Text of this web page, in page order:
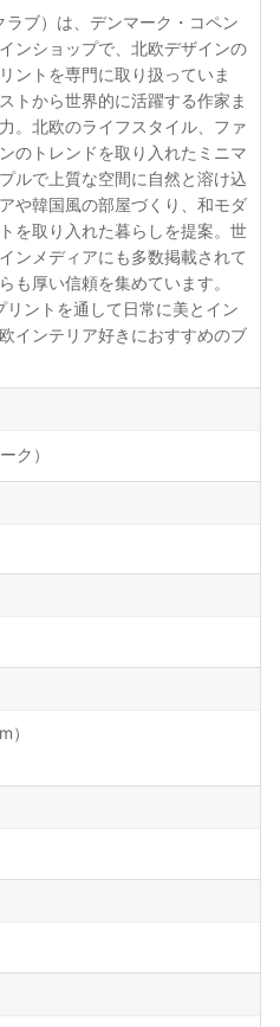
ブ）は、デンマーク・コペン
ンショップで、北欧デザインの
ントを専門に取り扱っていま
トから世界的に活躍する作家ま
。北欧のライフスタイル、ファ
のトレンドを取り入れたミニマ
ルで上質な空間に自然と溶け込
や韓国風の部屋づくり、和モダ
を取り入れた暮らしを提案。世
ンメディアにも多数掲載されて
も厚い信頼を集めています。
ントを通して日常に美とイン
インテリア好きにおすすめのブ
ク）